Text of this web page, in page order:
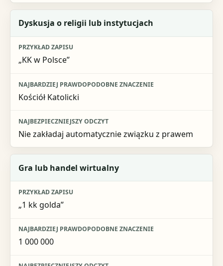
Dyskusja o religii lub instytucjach
„KK w Polsce”
Kościół Katolicki
Nie zakładaj automatycznie związku z prawem
Gra lub handel wirtualny
„1 kk golda”
1 000 000